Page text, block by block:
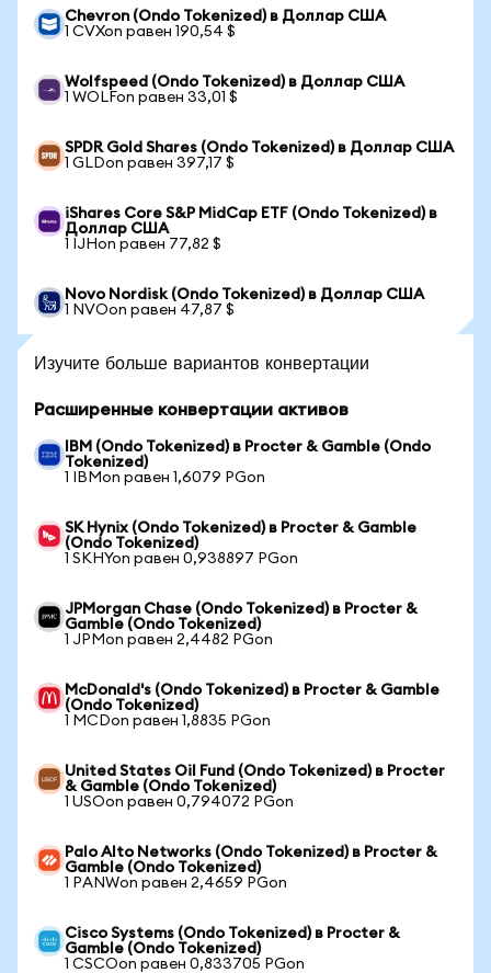
Chevron (Ondo Tokenized) в Доллар США
1 CVXon равен 190,54 $
Wolfspeed (Ondo Tokenized) в Доллар США
1 WOLFon равен 33,01 $
SPDR Gold Shares (Ondo Tokenized) в Доллар США
1 GLDon равен 397,17 $
iShares Core S&P MidCap ETF (Ondo Tokenized) в
Доллар США
1 IJHon равен 77,82 $
Novo Nordisk (Ondo Tokenized) в Доллар США
1 NVOon равен 47,87 $
Изучите больше вариантов конвертации
Расширенные конвертации активов
IBM (Ondo Tokenized) в Procter & Gamble (Ondo
Tokenized)
1 IBMon равен 1,6079 PGon
SK Hynix (Ondo Tokenized) в Procter & Gamble
(Ondo Tokenized)
1 SKHYon равен 0,938897 PGon
JPMorgan Chase (Ondo Tokenized) в Procter &
Gamble (Ondo Tokenized)
1 JPMon равен 2,4482 PGon
McDonald's (Ondo Tokenized) в Procter & Gamble
(Ondo Tokenized)
1 MCDon равен 1,8835 PGon
United States Oil Fund (Ondo Tokenized) в Procter
& Gamble (Ondo Tokenized)
1 USOon равен 0,794072 PGon
Palo Alto Networks (Ondo Tokenized) в Procter &
Gamble (Ondo Tokenized)
1 PANWon равен 2,4659 PGon
Cisco Systems (Ondo Tokenized) в Procter &
Gamble (Ondo Tokenized)
1 CSCOon равен 0,833705 PGon